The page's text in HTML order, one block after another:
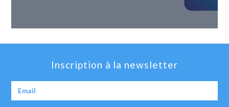
Inscription à la newsletter